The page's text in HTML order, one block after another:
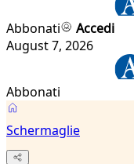
Abbonati
Accedi
August 7, 2026
Abbonati
Schermaglie